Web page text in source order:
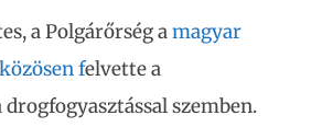
a Polgárőrség amagyar
felvette a
szemben.